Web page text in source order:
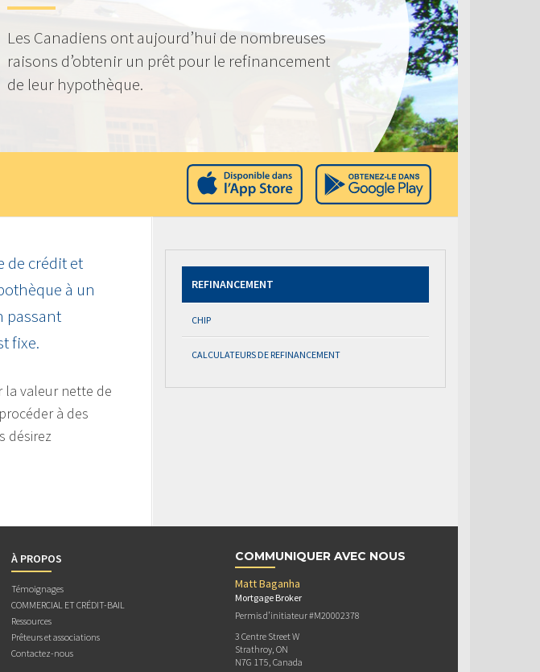
Les Canadiens ont aujourd’hui de nombreuses
raisons d’obtenir un prêt pour le refinancement
de leur hypothèque.
de crédit et
à un
passant
fixe.
la valeur nette de
à des
désirez
REFINANCEMENT
CHIP
CALCULATEURS DE REFINANCEMENT
À PROPOS
Témoignages
COMMERCIAL ET CRÉDIT-BAIL
Ressources
Prêteurs et associations
Contactez-nous
COMMUNIQUER AVEC NOUS
Matt Baganha
Mortgage Broker
Permis d’initiateur #M20002378
3 Centre Street W
Strathroy, ON
N7G 1T5, Canada